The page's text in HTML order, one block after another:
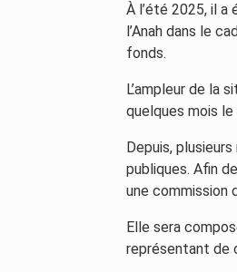
À l’été 2025, il a
l’Anah dans le
fonds.
L’ampleur de la
quelques mois
Depuis,
publiques. Afin
une commission
Elle sera
représentant de